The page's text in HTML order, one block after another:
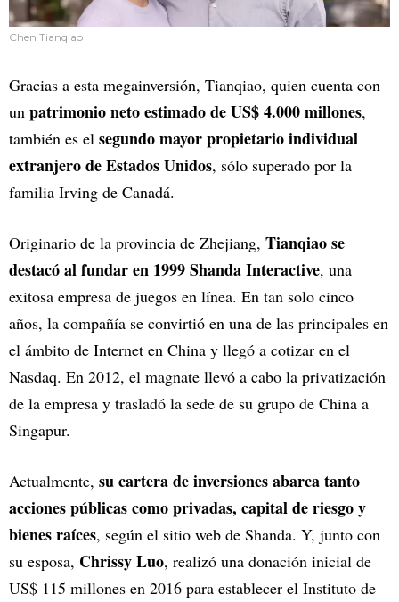
Chen Tianqiao
Gracias a esta megainversión, Tianqiao, quien cuenta con
un patrimonio neto estimado de US$ 4.000 millones,
también es el segundo mayor propietario individual
extranjero de Estados Unidos, sólo superado por la
familia Irving de Canadá.
Originario de la provincia de Zhejiang, Tianqiao se
destacó al fundar en 1999 Shanda Interactive, una
exitosa empresa de juegos en línea. En tan solo cinco
años, la compañía se convirtió en una de las principales en
el ámbito de Internet en China y llegó a cotizar en el
Nasdaq. En 2012, el magnate llevó a cabo la privatización
de la empresa y trasladó la sede de su grupo de China a
Singapur.
Actualmente, su cartera de inversiones abarca tanto
acciones públicas como privadas, capital de riesgo y
bienes raíces, según el sitio web de Shanda. Y, junto con
su esposa, Chrissy Luo, realizó una donación inicial de
US$ 115 millones en 2016 para establecer el Instituto de